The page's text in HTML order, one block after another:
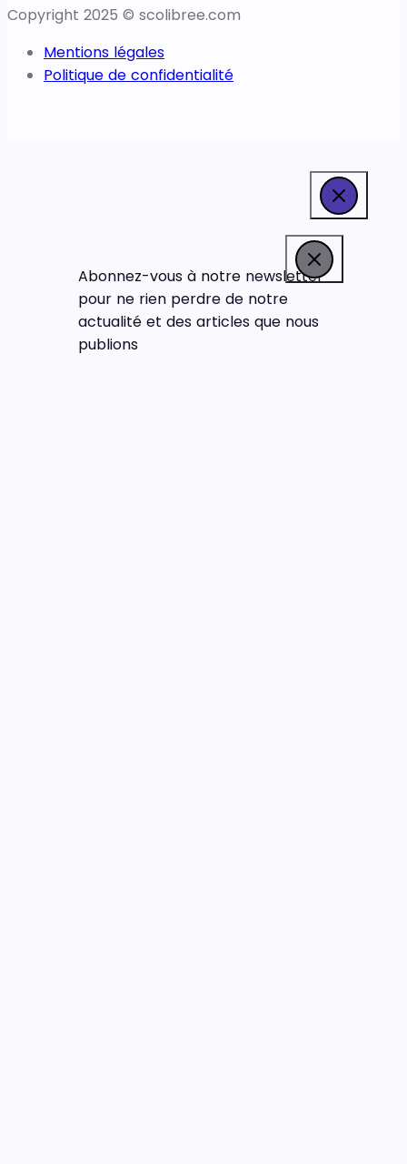
Copyright 2025 © scolibree.com
Mentions légales
Politique de confidentialité
Abonnez-vous à notre newsletter
pour ne rien perdre de notre
actualité et des articles que nous
publions